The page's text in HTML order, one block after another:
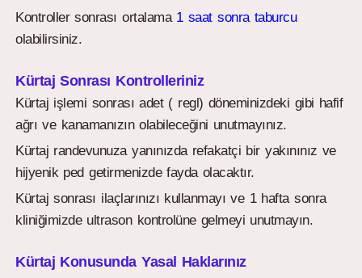
Kontroller sonrası ortalama 1 saat sonra taburcu
olabilirsiniz.
Kürtaj Sonrası Kontrolleriniz
Kürtaj işlemi sonrası adet ( regl) döneminizdeki gibi hafif
ağrı ve kanamanızın olabileceğini unutmayınız.
Kürtaj randevunuza yanınızda refakatçi bir yakınınız ve
hijyenik ped getirmenizde fayda olacaktır.
Kürtaj sonrası ilaçlarınızı kullanmayı ve 1 hafta sonra
kliniğimizde ultrason kontrolüne gelmeyi unutmayın.
Kürtaj Konusunda Yasal Haklarınız